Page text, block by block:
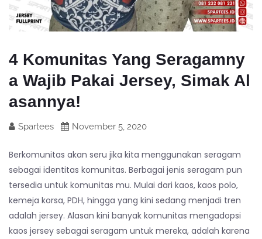
4 Komunitas Yang Seragamny
a Wajib Pakai Jersey, Simak Al
asannya!
Spartees November 5, 2020
Berkomunitas akan seru jika kita menggunakan seragam
sebagai identitas komunitas. Berbagai jenis seragam pun
tersedia untuk komunitas mu. Mulai dari kaos, kaos polo,
kemeja korsa, PDH, hingga yang kini sedang menjadi tren
adalah jersey. Alasan kini banyak komunitas mengadopsi
kaos jersey sebagai seragam untuk mereka, adalah karena